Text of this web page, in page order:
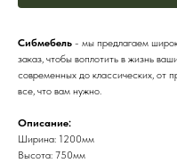
Сибмебель - мы предлагаем
заказ, чтобы воплотить в жизнь
современных до классических, от
все, что вам нужно.
Описание:
Ширина: 1200мм
Высота: 750мм